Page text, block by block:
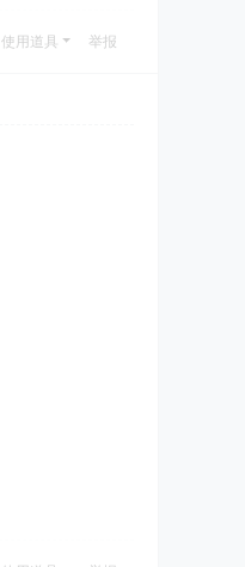
使用道具 举报